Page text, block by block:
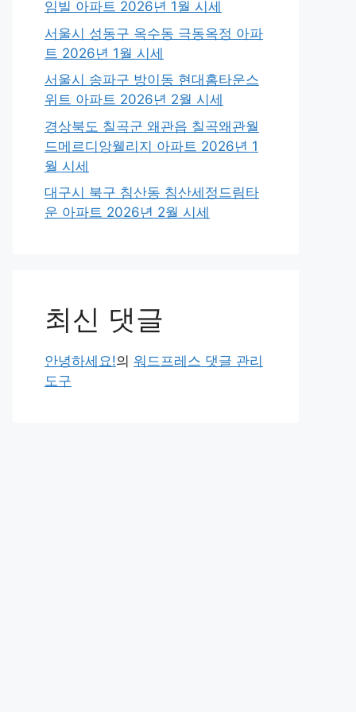
임빌 아파트 2026년 1월 시세
서울시 성동구 옥수동 극동옥정 아파
트 2026년 1월 시세
서울시 송파구 방이동 현대홈타운스
위트 아파트 2026년 2월 시세
경상북도 칠곡군 왜관읍 칠곡왜관월
드메르디앙웰리지 아파트 2026년 1
월 시세
대구시 북구 침산동 침산세정드림타
운 아파트 2026년 2월 시세
최신 댓글
안녕하세요!의 워드프레스 댓글 관리
도구